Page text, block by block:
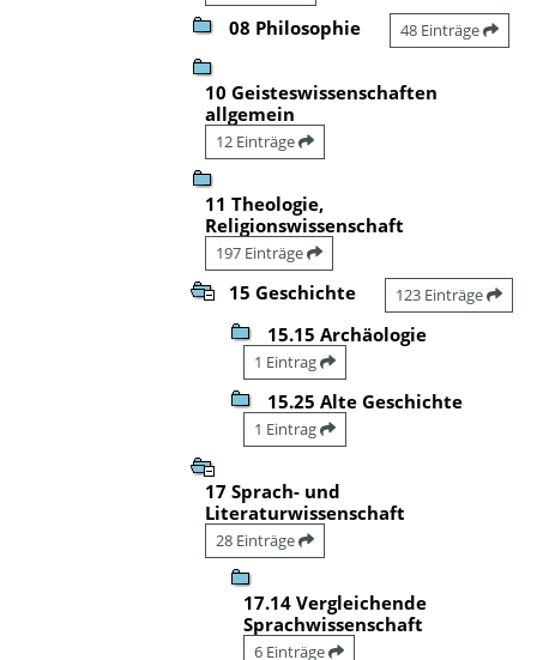
08 Philosophie 48 Einträge
10 Geisteswissenschaften
allgemein
12 Einträge
11 Theologie,
Religionswissenschaft
197 Einträge
15 Geschichte 123 Einträge
15.15 Archäologie
1 Eintrag
15.25 Alte Geschichte
1 Eintrag
17 Sprach- und
Literaturwissenschaft
28 Einträge
17.14 Vergleichende
Sprachwissenschaft
6 Einträge